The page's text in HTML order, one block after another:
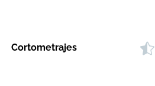
Cortometrajes 